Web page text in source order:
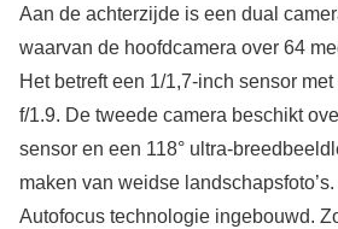
Aan de achterzijde is een dual
waarvan de hoofdcamera over 64
Het betreft een 1/1,7-inch sensor
f/1.9. De tweede camera beschikt
sensor en een 118° ultra-
maken van weidse
Autofocus technologie ingebouwd.